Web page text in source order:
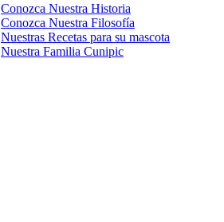
Conozca Nuestra Historia
Conozca Nuestra Filosofía
Nuestras Recetas para su mascota
Nuestra Familia Cunipic